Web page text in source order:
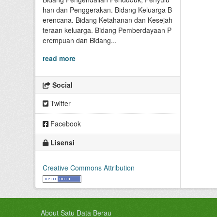
han dan Penggerakan. Bidang Keluarga B
erencana. Bidang Ketahanan dan Kesejah
teraan keluarga. Bidang Pemberdayaan P
erempuan dan Bidang...
read more
Social
Twitter
Facebook
Lisensi
Creative Commons Attribution
About Satu Data Berau